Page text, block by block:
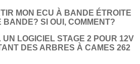
MON ECU À BANDE ÉTROITE
BANDE? SI OUI, COMMENT?
UN LOGICIEL STAGE 2 POUR 12V
DES ARBRES À CAMES 262